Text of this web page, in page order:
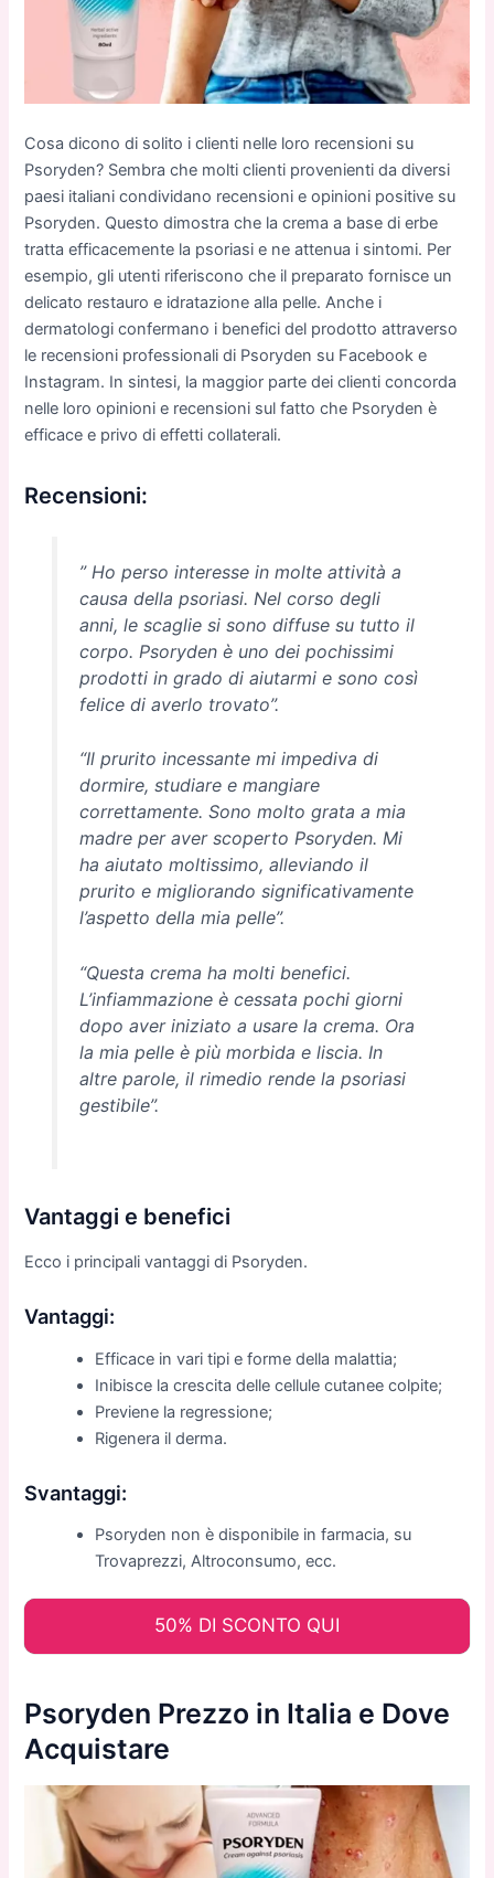
Cosa dicono di solito i clienti nelle loro recensioni su
Psoryden? Sembra che molti clienti provenienti da diversi
paesi italiani condividano recensioni e opinioni positive su
Psoryden. Questo dimostra che la crema a base di erbe
tratta efficacemente la psoriasi e ne attenua i sintomi. Per
esempio, gli utenti riferiscono che il preparato fornisce un
delicato restauro e idratazione alla pelle. Anche i
dermatologi confermano i benefici del prodotto attraverso
le recensioni professionali di Psoryden su Facebook e
Instagram. In sintesi, la maggior parte dei clienti concorda
nelle loro opinioni e recensioni sul fatto che Psoryden è
efficace e privo di effetti collaterali.
Recensioni:
” Ho perso interesse in molte attività a
causa della psoriasi. Nel corso degli
anni, le scaglie si sono diffuse su tutto il
corpo. Psoryden è uno dei pochissimi
prodotti in grado di aiutarmi e sono così
felice di averlo trovato”.
“Il prurito incessante mi impediva di
dormire, studiare e mangiare
correttamente. Sono molto grata a mia
madre per aver scoperto Psoryden. Mi
ha aiutato moltissimo, alleviando il
prurito e migliorando significativamente
l’aspetto della mia pelle”.
“Questa crema ha molti benefici.
L’infiammazione è cessata pochi giorni
dopo aver iniziato a usare la crema. Ora
la mia pelle è più morbida e liscia. In
altre parole, il rimedio rende la psoriasi
gestibile”.
Vantaggi e benefici
Ecco i principali vantaggi di Psoryden.
Vantaggi:
Efficace in vari tipi e forme della malattia;
Inibisce la crescita delle cellule cutanee colpite;
Previene la regressione;
Rigenera il derma.
Svantaggi:
Psoryden non è disponibile in farmacia, su
Trovaprezzi, Altroconsumo, ecc.
50% DI SCONTO QUI
Psoryden Prezzo in Italia e Dove
Acquistare